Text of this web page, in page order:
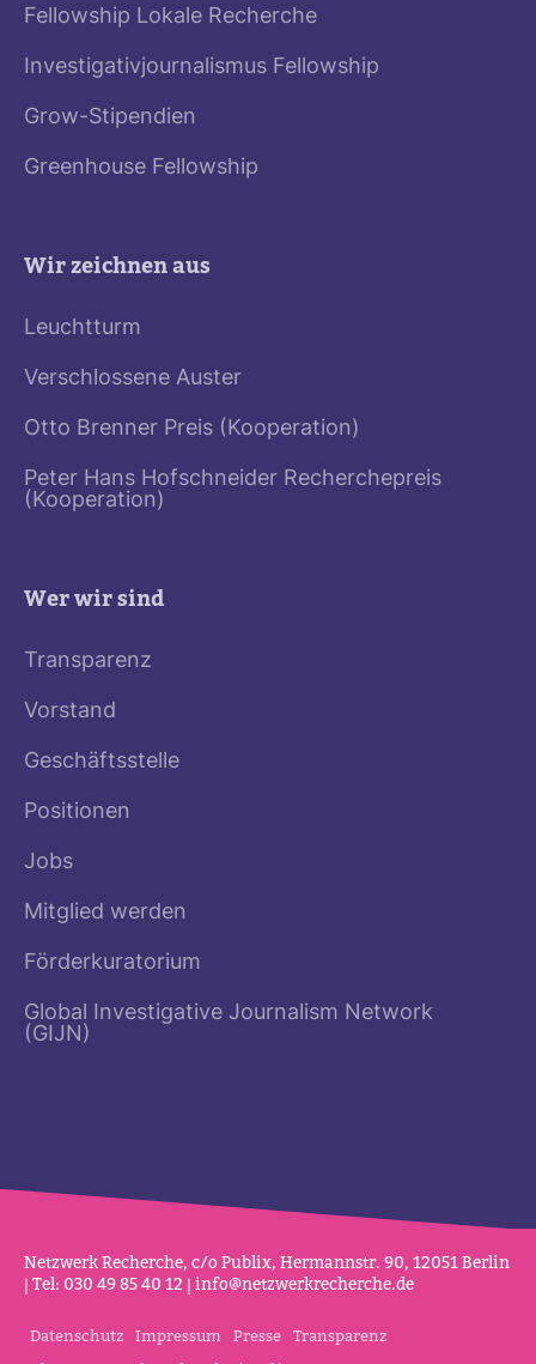
Fellowship Lokale Recherche
Investigativjournalismus Fellowship
Grow-Stipendien
Greenhouse Fellowship
Wir zeichnen aus
Leuchtturm
Verschlossene Auster
Otto Brenner Preis (Kooperation)
Peter Hans Hofschneider Recherchepreis
(Kooperation)
Wer wir sind
Transparenz
Vorstand
Geschäftsstelle
Positionen
Jobs
Mitglied werden
Förderkuratorium
Global Investigative Journalism Network
(GIJN)
Netz­werk Recherche, c/o Publix, Her­mannstr. 90, 12051 Berlin
| Tel: 030 49 85 40 12 | info@netz­werk­re­cherche.de
Datenschutz Impressum Presse Transparenz